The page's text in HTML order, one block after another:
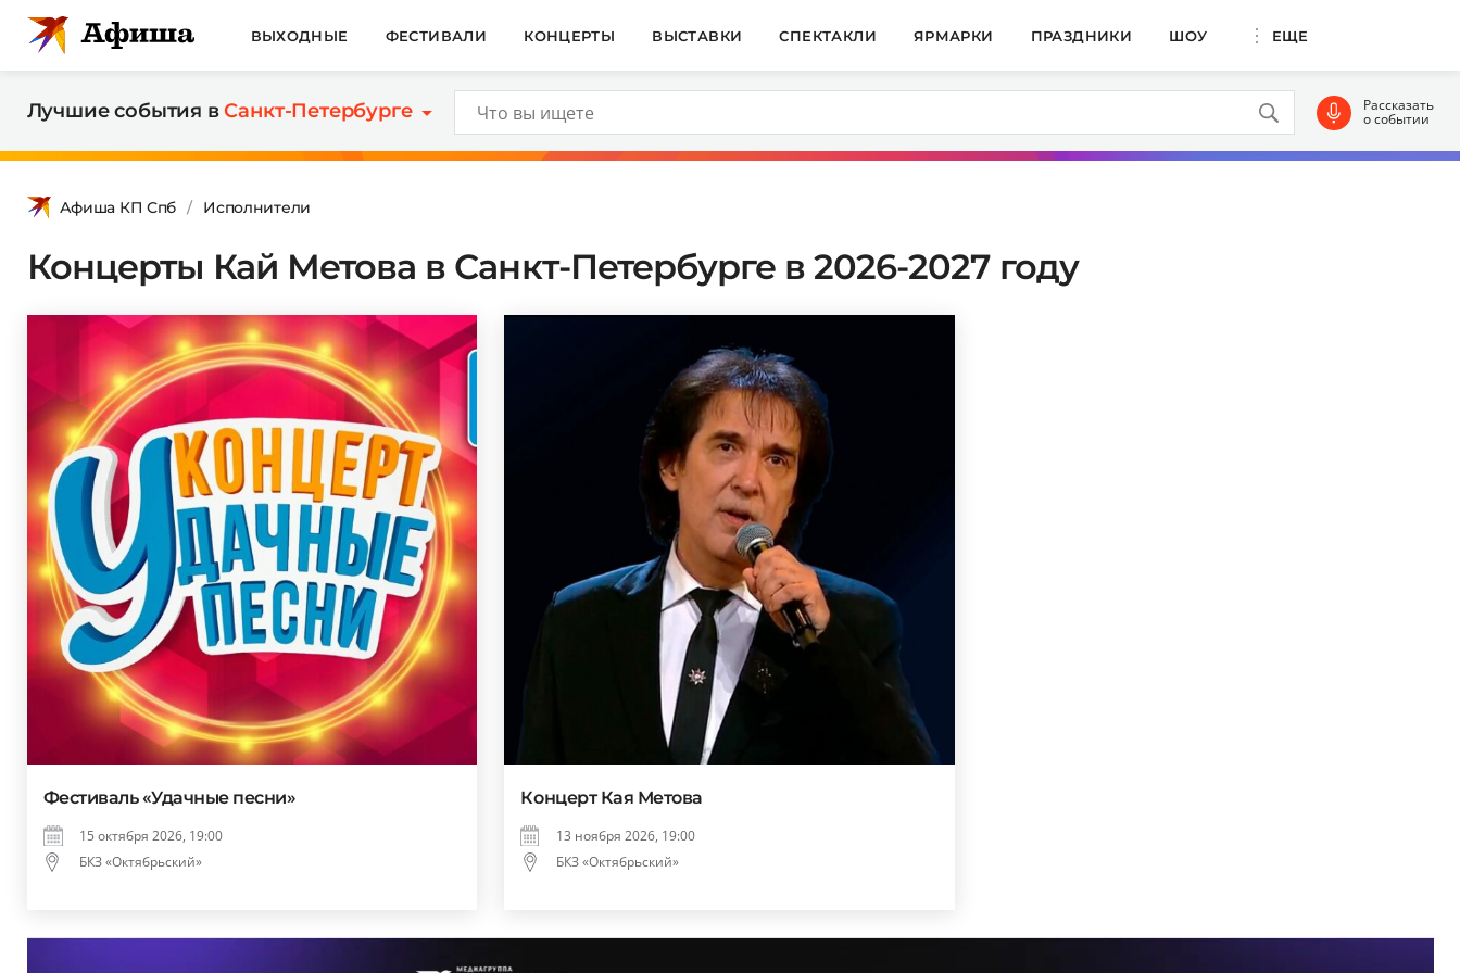
ВЫХОДНЫЕ ФЕСТИВАЛИ КОНЦЕРТЫ ВЫСТАВКИ СПЕКТАКЛИ ЯРМАРКИ ПРАЗДНИКИ ШОУ ЕЩЕ
Лучшие события вСанкт-Петербурге Рассказать
о событии
Афиша КП Спб Исполнители
Концерты Кай Метова в Санкт-Петербурге в 2026-2027 году
Фестиваль «Удачные песни»
15 октября 2026, 19:00
БКЗ «Октябрьский»
Концерт Кая Метова
13 ноября 2026, 19:00
БКЗ «Октябрьский»